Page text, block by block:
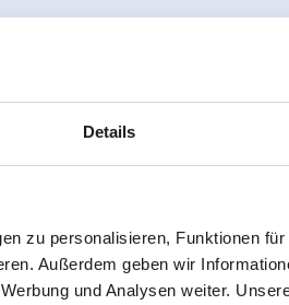
Details
zu personalisieren, Funktionen
Außerdem geben wir
und Analysen weiter.